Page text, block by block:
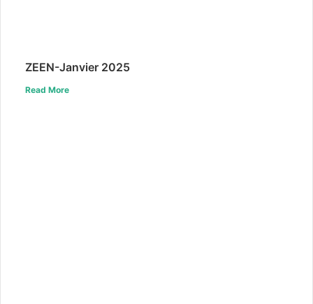
ZEEN-Janvier 2025
Read More